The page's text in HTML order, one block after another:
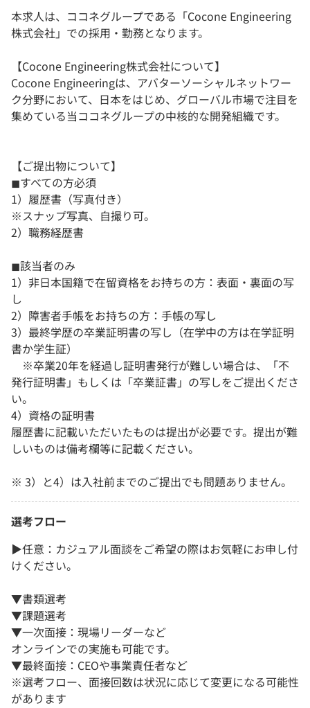
本求人は、ココネグループである「Cocone Engineering
株式会社」での採用・勤務となります。
【Cocone Engineering株式会社について】
Cocone Engineeringは、アバターソーシャルネットワー
ク分野において、日本をはじめ、グローバル市場で注目を
集めている当ココネグループの中核的な開発組織です。
【ご提出物について】
◼︎すべての方必須
1）履歴書（写真付き）
※スナップ写真、自撮り可。
2）職務経歴書
◼︎該当者のみ
1）非日本国籍で在留資格をお持ちの方：表面・裏面の写
し
2）障害者手帳をお持ちの方：手帳の写し
3）最終学歴の卒業証明書の写し（在学中の方は在学証明
書か学生証）
※卒業20年を経過し証明書発行が難しい場合は、「不
発行証明書」もしくは「卒業証書」の写しをご提出くださ
い。
4）資格の証明書
履歴書に記載いただいたものは提出が必要です。提出が難
しいものは備考欄等に記載ください。
※ 3）と4）は入社前までのご提出でも問題ありません。
選考フロー
▶︎任意：カジュアル面談をご希望の際はお気軽にお申し付
けください。
▼書類選考
▼課題選考
▼一次面接：現場リーダーなど
オンラインでの実施も可能です。
▼最終面接：CEOや事業責任者など
※選考フロー、面接回数は状況に応じて変更になる可能性
があります